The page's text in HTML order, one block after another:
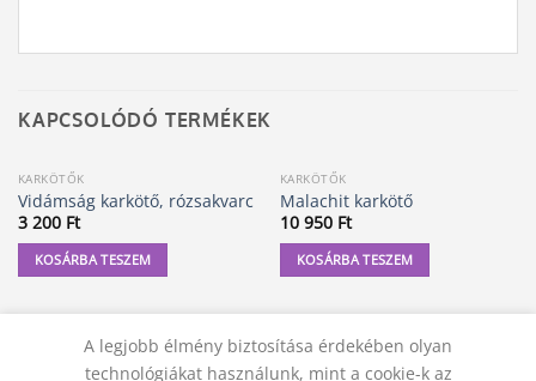
KAPCSOLÓDÓ TERMÉKEK
KARKÖTŐK
Vidámság karkötő, rózsakvarc
3 200 Ft
KOSÁRBA TESZEM
KARKÖTŐK
Malachit karkötő
10 950 Ft
KOSÁRBA TESZEM
A legjobb élmény biztosítása érdekében olyan
technológiákat használunk, mint a cookie-k az